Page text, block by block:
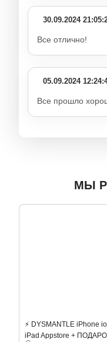
30.09.2024
Все отлично!
05.09.2024
Все прошло
МЫ
⚡️ DYSMANTLE iPhone
iPad Appstore +